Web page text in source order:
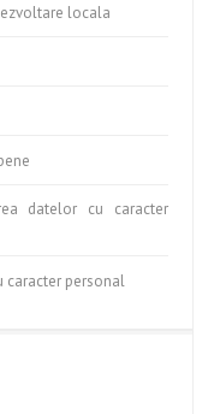
locala
datelor cu caracter
caracter personal